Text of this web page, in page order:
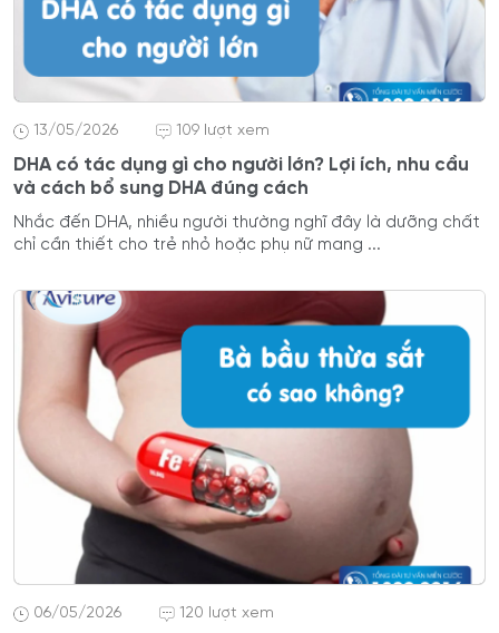
13/05/2026 109 lượt xem
DHA có tác dụng gì cho người lớn? Lợi ích, nhu cầu
và cách bổ sung DHA đúng cách
Nhắc đến DHA, nhiều người thường nghĩ đây là dưỡng chất
chỉ cần thiết cho trẻ nhỏ hoặc phụ nữ mang ...
06/05/2026 120 lượt xem